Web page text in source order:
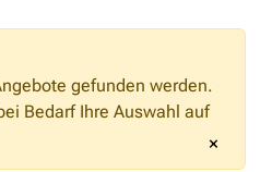
gefunden werden.
Bedarf Ihre Auswahl auf
×